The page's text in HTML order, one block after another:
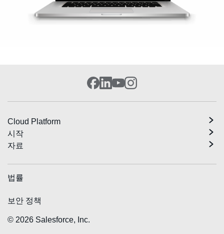
Cloud Platform
시작
자료
법률
보안 정책
© 2026 Salesforce, Inc.